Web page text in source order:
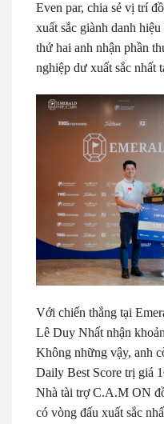
Even par, chia sẻ vị trí
xuất sắc giành danh
thứ hai anh nhận phần
nghiệp dư xuất sắc nhất
Với chiến thắng tại
Lê Duy Nhất nhận
Không những vậy, anh
Daily Best Score trị giá
Nhà tài trợ C.A.M ON
có vòng đấu xuất sắc